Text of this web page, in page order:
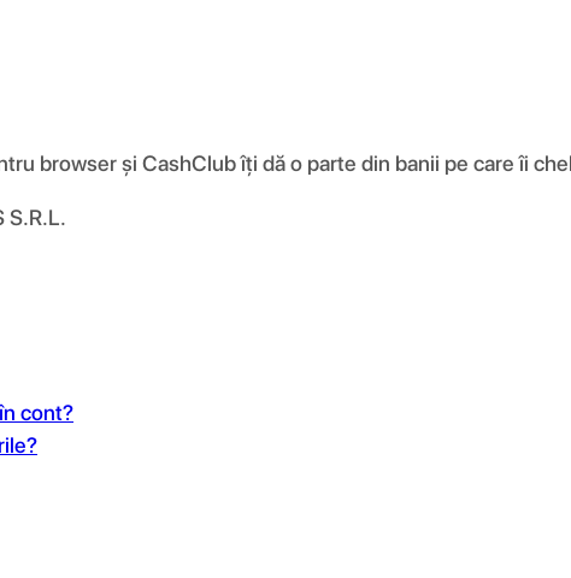
browser și CashClub îți dă o parte din banii pe care îi
S.R.L.
cont?